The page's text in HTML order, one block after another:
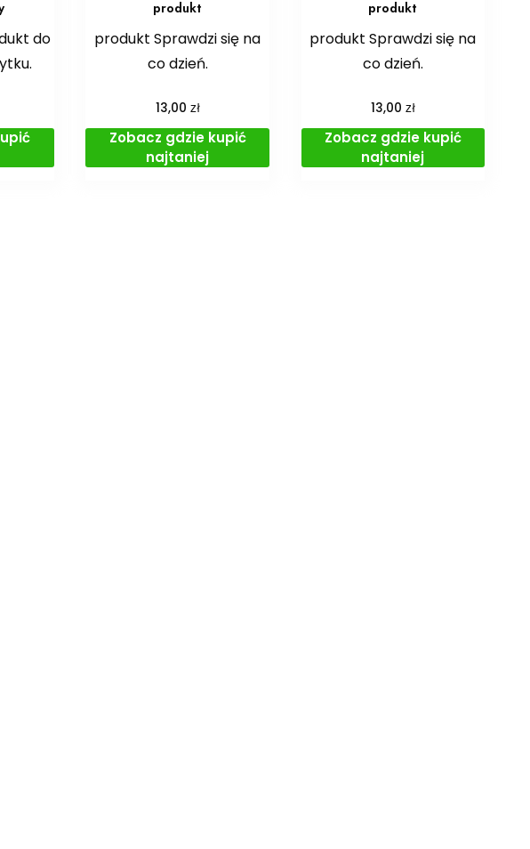
do
produkt
produkt Sprawdzi się na
co dzień.
13,00 zł
Zobacz gdzie kupić
najtaniej
produkt
produkt Sprawdzi się na
co dzień.
13,00 zł
Zobacz gdzie kupić
najtaniej